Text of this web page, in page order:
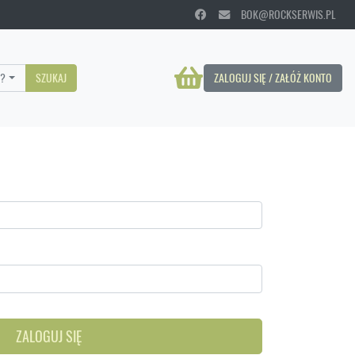
BOK@ROCKSERWIS.PL
ZALOGUJ SIĘ / ZAŁÓŻ KONTO
SZUKAJ
ZALOGUJ SIĘ